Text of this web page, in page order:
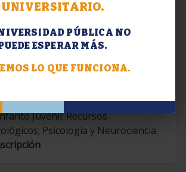
UNIVERSITARIO.
PÚBLICA NO
ESPERAR MÁS.
LO QUE FUNCIONA.
Diplomaturas 2026.
Problemáticas en el
Juvenil; Recursos
Psicología y Neurociencia.